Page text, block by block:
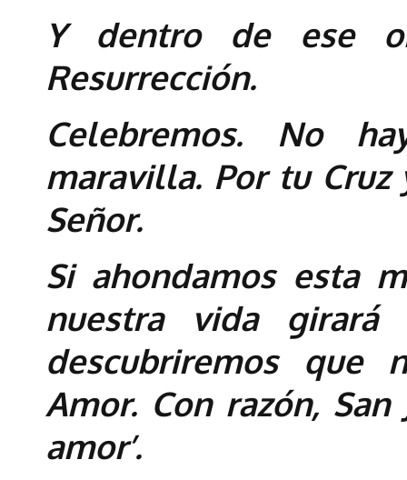
Y dentro de ese
Resurrección.
Celebremos. No
maravilla. Por tu Cruz
Señor.
Si ahondamos esta
nuestra vida
descubriremos que
Amor. Con razón,
amor’.